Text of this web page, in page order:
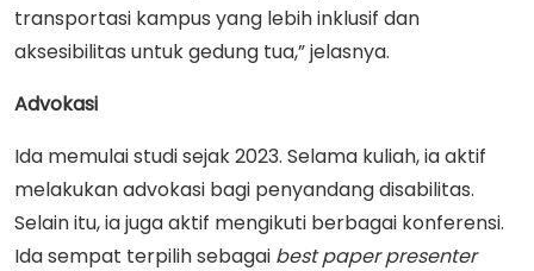
transportasi kampus yang lebih inklusif dan
aksesibilitas untuk gedung tua,” jelasnya.
Advokasi
Ida memulai studi sejak 2023. Selama kuliah, ia aktif
melakukan advokasi bagi penyandang disabilitas.
Selain itu, ia juga aktif mengikuti berbagai konferensi.
Ida sempat terpilih sebagai best paper presenter